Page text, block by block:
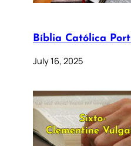
Bíblia Católica
July 16, 2025